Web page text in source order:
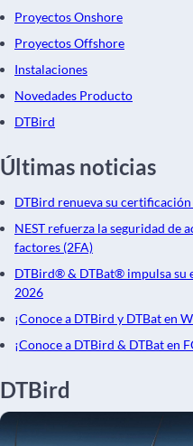
Proyectos Onshore
Proyectos Offshore
Instalaciones
Novedades Producto
DTBird
Últimas noticias
DTBird renueva su
NEST refuerza la seguridad de
factores (2FA)
DTBird® & DTBat® impulsa su
2026
¡Conoce a DTBird y DTBat en
¡Conoce a DTBird & DTBat en
DTBird